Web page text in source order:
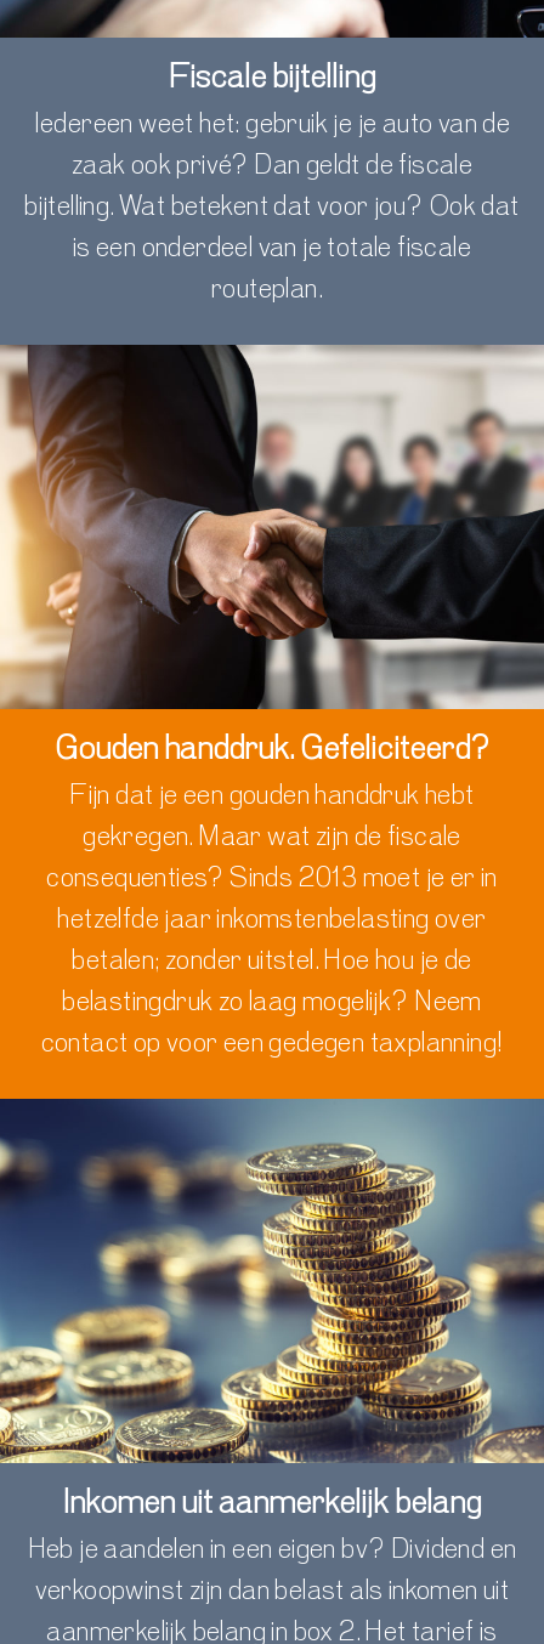
Fiscale bijtelling
Iedereen weet het: gebruik je je auto van de
zaak ook privé? Dan geldt de fiscale
bijtelling. Wat betekent dat voor jou? Ook dat
is een onderdeel van je totale fiscale
routeplan.
Gouden handdruk. Gefeliciteerd?
Fijn dat je een gouden handdruk hebt
gekregen. Maar wat zijn de fiscale
consequenties? Sinds 2013 moet je er in
hetzelfde jaar inkomstenbelasting over
betalen; zonder uitstel. Hoe hou je de
belastingdruk zo laag mogelijk? Neem
contact op voor een gedegen taxplanning!
Inkomen uit aanmerkelijk belang
Heb je aandelen in een eigen bv? Dividend en
verkoopwinst zijn dan belast als inkomen uit
aanmerkelijk belang in box 2. Het tarief is